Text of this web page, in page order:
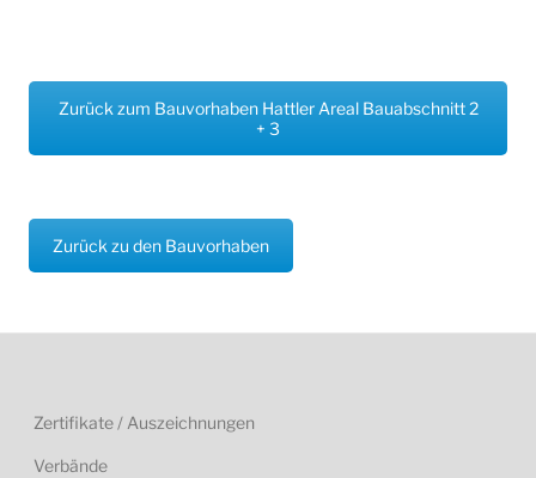
Zurück zum Bauvorhaben Hattler Areal Bauabschnitt 2
+ 3
Zurück zu den Bauvorhaben
Zertifikate / Auszeichnungen
Verbände